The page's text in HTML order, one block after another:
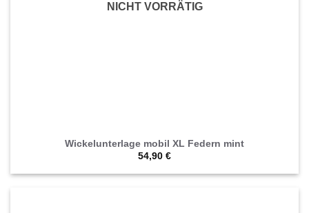
NICHT VORRÄTIG
Wickelunterlage mobil XL Federn mint
54,90 €